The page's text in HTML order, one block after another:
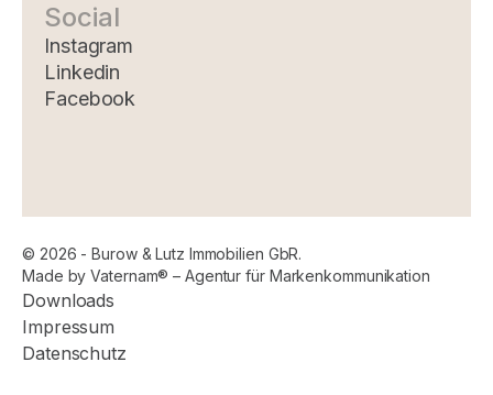
Social
Instagram
Linkedin
Facebook
© 2026 - Burow & Lutz Immobilien GbR.
Made by Vaternam® – Agentur für Markenkommunikation
Downloads
Impressum
Datenschutz